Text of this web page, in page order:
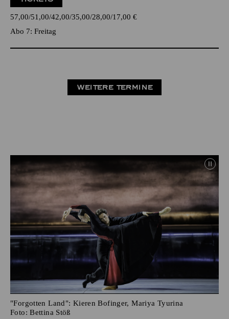
57,00 51,00 42,00 35,00 28,00 17,00 €
Abo 7: Freitag
WEITERE TERMINE
"Forgotten Land": Kieren Bofinger, Mariya Tyurina
Foto: Bettina Stöß